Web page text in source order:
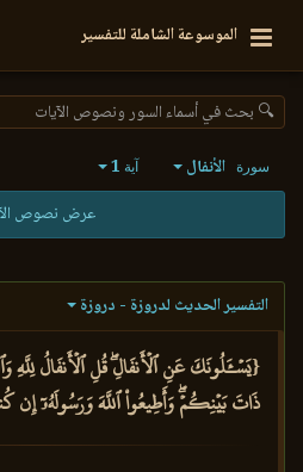
الموسوعة الشاملة للتفسير
🔍 بحث في أسماء السور ونصوص الآيات
سورة الأنفال آية 1
عرض نصوص
التفسير الحديث لدروزة - دروزة
{يَسۡـَٔلُونَكَ عَنِ ٱلۡأَنفَالِۖ قُلِ ٱلۡأَنفَالُ لِلَّهِ
ذَاتَ بَيۡنِكُمۡۖ وَأَطِيعُواْ ٱللَّهَ وَرَسُولَهُۥٓ إِن